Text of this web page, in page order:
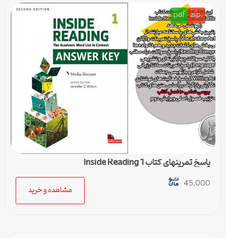
.zip
pdf
پاسخ تمرینهای کتاب Inside Reading 1
45,000
مشاهده و خرید